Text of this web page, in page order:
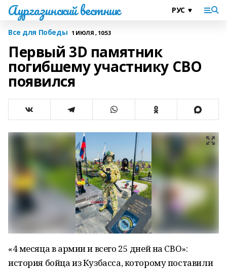
Аургазинский вестник
Все для Победы 1 ИЮЛЯ , 10:53
Первый 3D памятник
погибшему участнику СВО
появился
«4 месяца в армии и всего 25 дней на СВО»:
история бойца из Кузбасса, которому поставили